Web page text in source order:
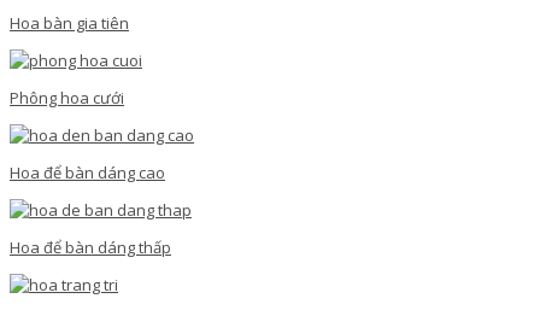
Hoa bàn gia tiên
Phông hoa cưới
Hoa để bàn dáng cao
Hoa để bàn dáng thấp